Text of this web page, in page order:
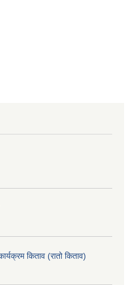
किताव (रातो किताव)